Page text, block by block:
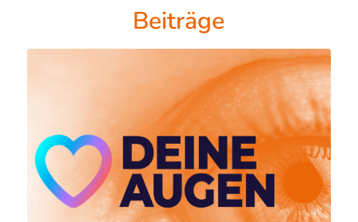
Beiträge